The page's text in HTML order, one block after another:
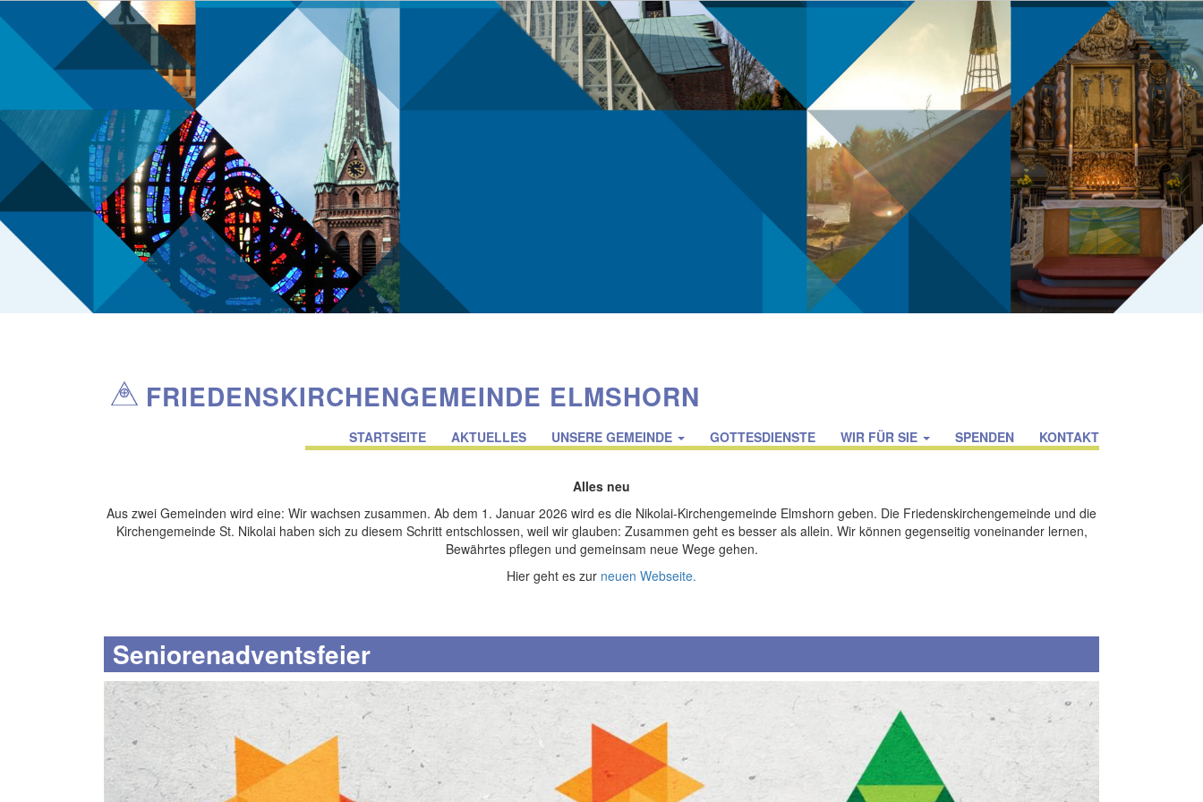
zum
Inhalt
FRIEDENSKIRCHENGEMEINDE ELMSHORN
Main
navigation
STARTSEITE AKTUELLES UNSERE GEMEINDE GOTTESDIENSTE WIR FÜR SIE SPENDEN KONTAKT
Alles neu
Aus zwei Gemeinden wird eine: Wir wachsen zusammen. Ab dem 1. Januar 2026 wird es die Nikolai-Kirchengemeinde Elmshorn geben. Die Friedenskirchengemeinde und die
Kirchengemeinde St. Nikolai haben sich zu diesem Schritt entschlossen, weil wir glauben: Zusammen geht es besser als allein. Wir können gegenseitig voneinander lernen,
Bewährtes pflegen und gemeinsam neue Wege gehen.
Hier geht es zur neuen Webseite.
Seniorenadventsfeier